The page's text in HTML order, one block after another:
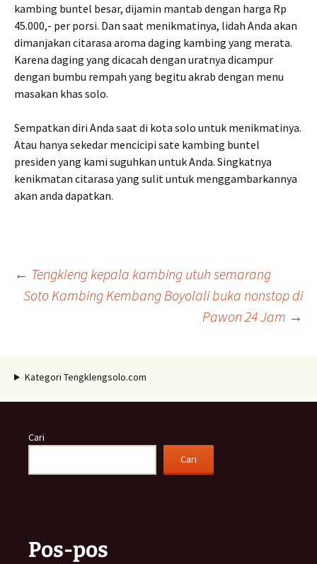
kambing buntel besar, dijamin mantab dengan harga Rp
45.000,- per porsi. Dan saat menikmatinya, lidah Anda akan
dimanjakan citarasa aroma daging kambing yang merata.
Karena daging yang dicacah dengan uratnya dicampur
dengan bumbu rempah yang begitu akrab dengan menu
masakan khas solo.
Sempatkan diri Anda saat di kota solo untuk menikmatinya.
Atau hanya sekedar mencicipi sate kambing buntel
presiden yang kami suguhkan untuk Anda. Singkatnya
kenikmatan citarasa yang sulit untuk menggambarkannya
akan anda dapatkan.
Navigasi
← Tengkleng kepala kambing utuh semarang
Soto Kambing Kembang Boyolali buka nonstop di
Pawon 24 Jam →
Kategori Tengklengsolo.com
Cari
Cari
Pos-pos